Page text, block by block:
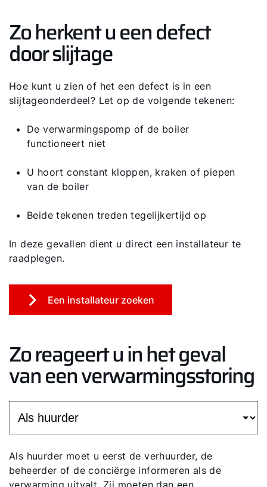
Zo herkent u een defect
door slijtage
Hoe kunt u zien of het een defect is in een
slijtageonderdeel? Let op de volgende tekenen:
De verwarmingspomp of de boiler
functioneert niet
U hoort constant kloppen, kraken of piepen
van de boiler
Beide tekenen treden tegelijkertijd op
In deze gevallen dient u direct een installateur te
raadplegen.
Een installateur zoeken
Zo reageert u in het geval
van een verwarmingsstoring
Als huurder moet u eerst de verhuurder, de
beheerder of de conciërge informeren als de
verwarming uitvalt. Zij moeten dan een
Adresgegevens
Ook interessant?
Service App